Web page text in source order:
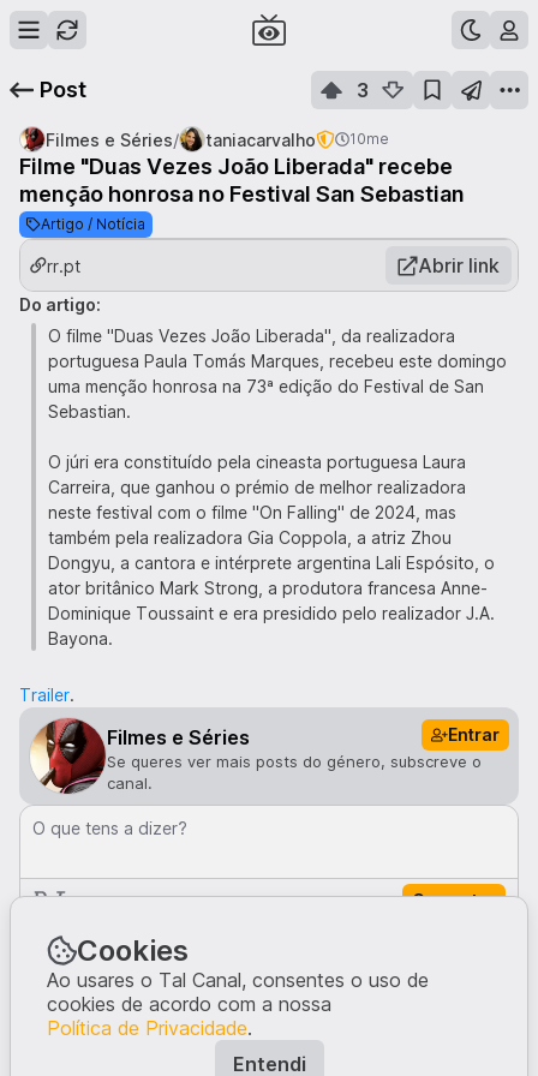
Post 3
Filmes e Séries/ taniacarvalho 10me
Filme "Duas Vezes João Liberada" recebe
menção honrosa no Festival San Sebastian
Artigo / Notícia
rr.pt Abrir link
Do artigo:
O filme "Duas Vezes João Liberada", da realizadora
portuguesa Paula Tomás Marques, recebeu este domingo
uma menção honrosa na 73ª edição do Festival de San
Sebastian.
O júri era constituído pela cineasta portuguesa Laura
Carreira, que ganhou o prémio de melhor realizadora
neste festival com o filme "On Falling" de 2024, mas
também pela realizadora Gia Coppola, a atriz Zhou
Dongyu, a cantora e intérprete argentina Lali Espósito, o
ator britânico Mark Strong, a produtora francesa Anne-
Dominique Toussaint e era presidido pelo realizador J.A.
Bayona.
Trailer.
Filmes e Séries Entrar
Se queres ver mais posts do género, subscreve o
canal.
O que tens a dizer?
Comentar
Comentários · 0
Ninguém comentou neste post.
Escreve a tua opinião, dando início à conversa.
Cookies
Ao usares o Tal Canal, consentes o uso de
cookies de acordo com a nossa
Política de Privacidade.
Entendi